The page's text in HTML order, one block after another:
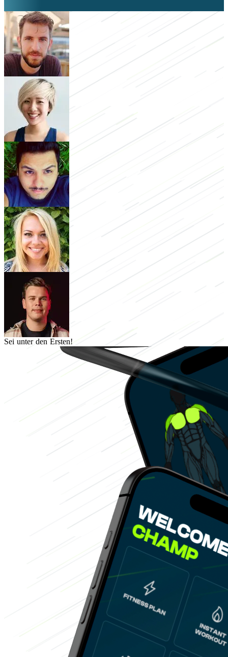
Sei unter den Ersten!